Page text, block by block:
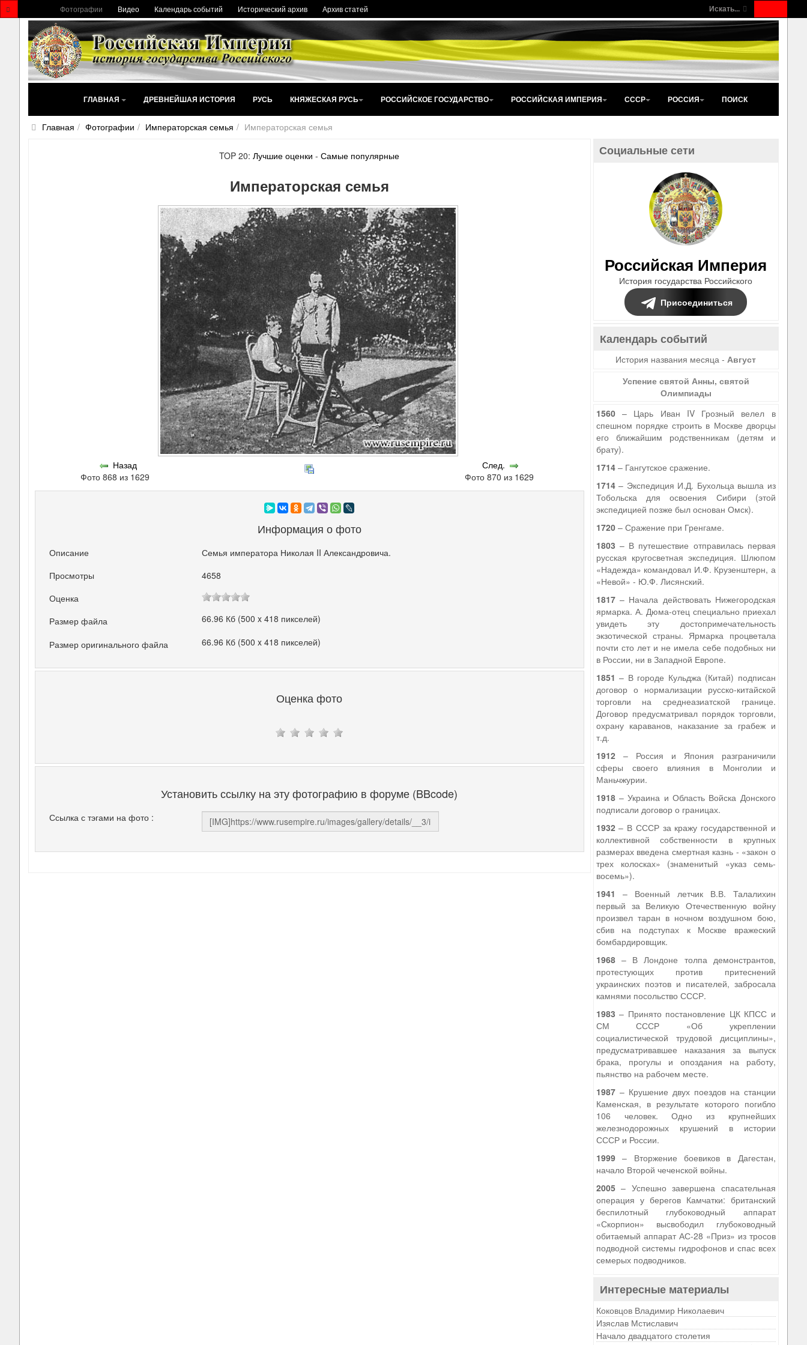
Искать...
Фотографии Видео Календарь событий Исторический архив Архив статей
ГЛАВНАЯ ДРЕВНЕЙШАЯ ИСТОРИЯ РУСЬ КНЯЖЕСКАЯ РУСЬ РОССИЙСКОЕ ГОСУДАРСТВО РОССИЙСКАЯ ИМПЕРИЯ СССР РОССИЯ ПОИСК
Главная Фотографии Императорская семья Императорская семья
TOP 20:Лучшие оценки -Самые популярные
Императорская семья
Назад
Фото 868 из 1629
След.
Фото 870 из 1629
Информация о фото
Описание
Семья императора Николая II Александровича.
Просмотры
4658
Оценка
Размер файла
66.96 Кб (500 x 418 пикселей)
Размер оригинального файла 66.96 Кб (500 x 418 пикселей)
Оценка фото
Установить ссылку на эту фотографию в форуме (BBcode)
Ссылка с тэгами на фото :
Социальные сети
Российская Империя
История государства Российского
Присоединиться
Календарь событий
История названия месяца -Август
Успение святой Анны, святой
Олимпиады
1560– Царь Иван IV Грозный велел в
спешном порядке строить в Москве дворцы
его ближайшим родственникам (детям и
брату).
1714– Гангутское сражение.
1714– Экспедиция И.Д. Бухольца вышла из
Тобольска для освоения Сибири (этой
экспедицией позже был основан Омск).
1720– Сражение при Гренгаме.
1803 – В путешествие отправилась первая
русская кругосветная экспедиция. Шлюпом
«Надежда» командовал И.Ф. Крузенштерн, а
«Невой» - Ю.Ф. Лисянский.
1817– Начала действовать Нижегородская
ярмарка. А. Дюма-отец специально приехал
увидеть эту достопримечательность
экзотической страны. Ярмарка процветала
почти сто лет и не имела себе подобных ни
в России, ни в Западной Европе.
1851 – В городе Кульджа (Китай) подписан
договор о нормализации русско-китайской
торговли на среднеазиатской границе.
Договор предусматривал порядок торговли,
охрану караванов, наказание за грабеж и
т.д.
1912– Россия и Япония разграничили
сферы своего влияния в Монголии и
Маньчжурии.
1918– Украина и Область Войска Донского
подписали договор о границах.
1932– В СССР за кражу государственной и
коллективной собственности в крупных
размерах введена смертная казнь - «закон о
трех колосках» (знаменитый «указ семь-
восемь»).
1941 – Военный летчик В.В. Талалихин
первый за Великую Отечественную войну
произвел таран в ночном воздушном бою,
сбив на подступах к Москве вражеский
бомбардировщик.
1968– В Лондоне толпа демонстрантов,
протестующих против притеснений
украинских поэтов и писателей, забросала
камнями посольство СССР.
1983 – Принято постановление ЦК КПСС и
СМ СССР «Об укреплении
социалистической трудовой дисциплины»,
предусматривавшее наказания за выпуск
брака, прогулы и опоздания на работу,
пьянство на рабочем месте.
1987– Крушение двух поездов на станции
Каменская, в результате которого погибло
106 человек. Одно из крупнейших
железнодорожных крушений в истории
СССР и России.
1999– Вторжение боевиков в Дагестан,
начало Второй чеченской войны.
2005– Успешно завершена спасательная
операция у берегов Камчатки: британский
беспилотный глубоководный аппарат
«Скорпион» высвободил глубоководный
обитаемый аппарат АС-28 «Приз» из тросов
подводной системы гидрофонов и спас всех
семерых подводников.
Интересные материалы
Коковцов Владимир Николаевич
Изяслав Мстиславич
Начало двадцатого столетия